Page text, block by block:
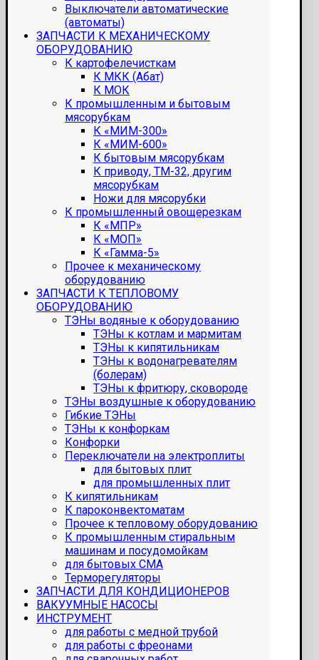
Выключатели автоматические
(автоматы)
ЗАПЧАСТИ К МЕХАНИЧЕСКОМУ
ОБОРУДОВАНИЮ
К картофелечисткам
К МКК (Абат)
К МОК
К промышленным и бытовым
мясорубкам
К «МИМ-300»
К «МИМ-600»
К бытовым мясорубкам
К приводу, ТМ-32, другим
мясорубкам
Ножи для мясорубки
К промышленный овощерезкам
К «МПР»
К «МОП»
К «Гамма-5»
Прочее к механическому
оборудованию
ЗАПЧАСТИ К ТЕПЛОВОМУ
ОБОРУДОВАНИЮ
ТЭНы водяные к оборудованию
ТЭНы к котлам и мармитам
ТЭНы к кипятильникам
ТЭНы к водонагревателям
(болерам)
ТЭНы к фритюру, сковороде
ТЭНы воздушные к оборудованию
Гибкие ТЭНы
ТЭНы к конфоркам
Конфорки
Переключатели на электроплиты
для бытовых плит
для промышленных плит
К кипятильникам
К пароконвектоматам
Прочее к тепловому оборудованию
К промышленным стиральным
машинам и посудомойкам
для бытовых СМА
Терморегуляторы
ЗАПЧАСТИ ДЛЯ КОНДИЦИОНЕРОВ
ВАКУУМНЫЕ НАСОСЫ
ИНСТРУМЕНТ
для работы с медной трубой
для работы с фреонами